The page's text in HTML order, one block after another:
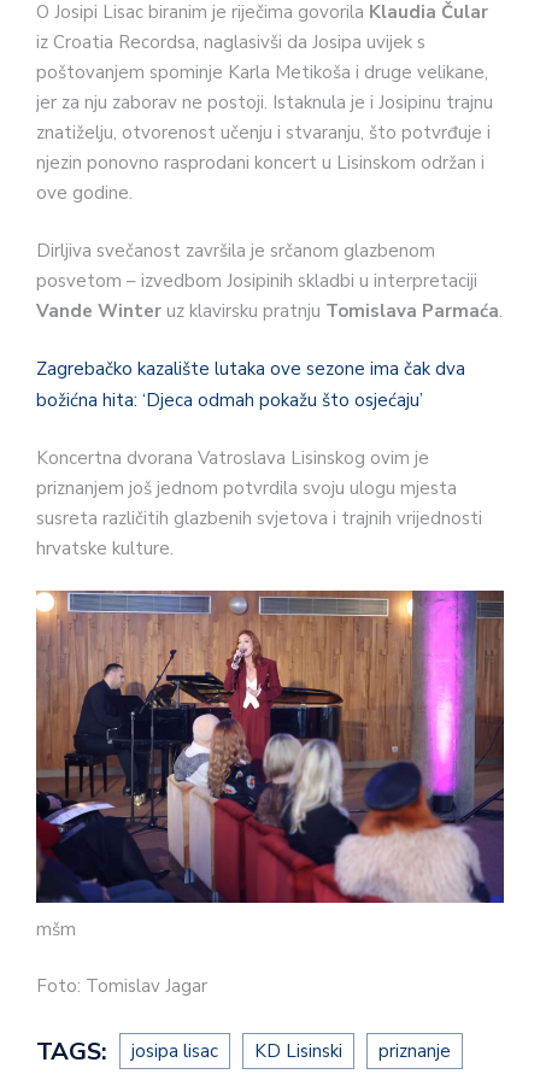
O Josipi Lisac biranim je riječima govorila Klaudia Čular
iz Croatia Recordsa, naglasivši da Josipa uvijek s
poštovanjem spominje Karla Metikoša i druge velikane,
jer za nju zaborav ne postoji. Istaknula je i Josipinu trajnu
znatiželju, otvorenost učenju i stvaranju, što potvrđuje i
njezin ponovno rasprodani koncert u Lisinskom održan i
ove godine.
Dirljiva svečanost završila je srčanom glazbenom
posvetom – izvedbom Josipinih skladbi u interpretaciji
Vande Winter uz klavirsku pratnju Tomislava Parmaća.
Zagrebačko kazalište lutaka ove sezone ima čak dva
božićna hita: ‘Djeca odmah pokažu što osjećaju’
Koncertna dvorana Vatroslava Lisinskog ovim je
priznanjem još jednom potvrdila svoju ulogu mjesta
susreta različitih glazbenih svjetova i trajnih vrijednosti
hrvatske kulture.
mšm
Foto: Tomislav Jagar
TAGS: josipa lisac KD Lisinski priznanje